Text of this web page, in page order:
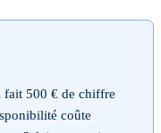
fait 500 € de chiffre
coûte